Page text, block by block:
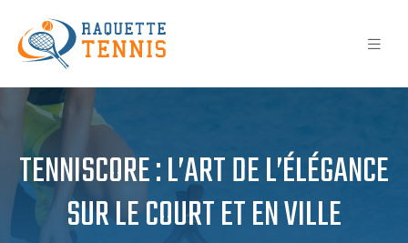
TENNISCORE : L’ART DE L’ÉLÉGANCE
SUR LE COURT ET EN VILLE